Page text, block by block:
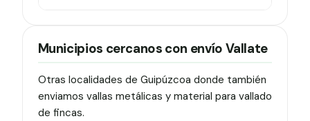
Municipios cercanos con envío Vallate
Otras localidades de Guipúzcoa donde también
enviamos vallas metálicas y material para vallado
de fincas.